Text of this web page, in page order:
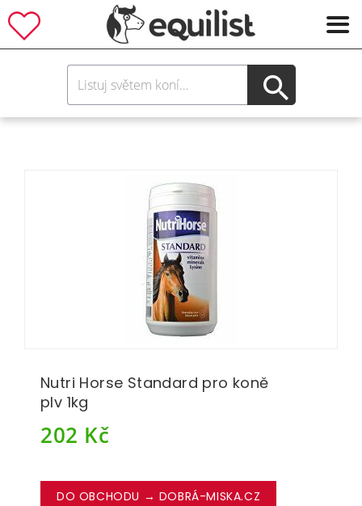
Nutri Horse Standard pro koně
plv 1kg
202 Kč
DO OBCHODU → DOBRÁ-MISKA.CZ